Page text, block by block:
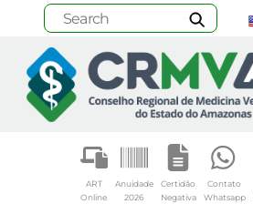
content
ART
Online
Anuidade
2026
Certidão
Negativa
Contato
Whatsapp